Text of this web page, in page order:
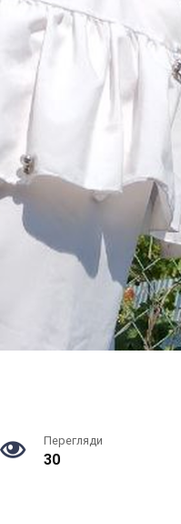
Перегляди
30